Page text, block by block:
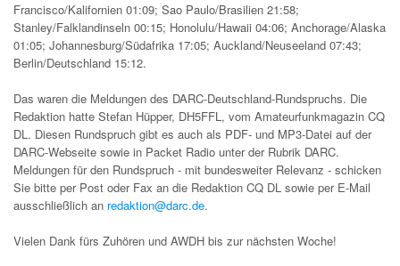
Francisco/Kalifornien 01:09; Sao Paulo/Brasilien 21:58;
Stanley/Falklandinseln 00:15; Honolulu/Hawaii 04:06; Anchorage/Alaska
01:05; Johannesburg/Südafrika 17:05; Auckland/Neuseeland 07:43;
Berlin/Deutschland 15:12.
Das waren die Meldungen des DARC-Deutschland-Rundspruchs. Die
Redaktion hatte Stefan Hüpper, DH5FFL, vom Amateurfunkmagazin CQ
DL. Diesen Rundspruch gibt es auch als PDF- und MP3-Datei auf der
DARC-Webseite sowie in Packet Radio unter der Rubrik DARC.
Meldungen für den Rundspruch - mit bundesweiter Relevanz - schicken
Sie bitte per Post oder Fax an die Redaktion CQ DL sowie per E-Mail
ausschließlich an redaktion@darc.de.
Vielen Dank fürs Zuhören und AWDH bis zur nächsten Woche!